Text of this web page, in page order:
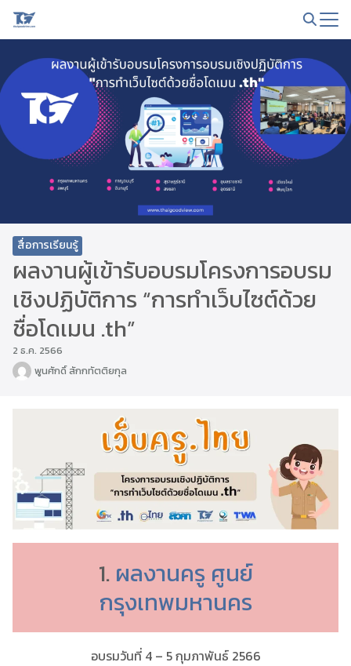
Skip
for:
สื่อการเรียนรู้
ผลงานผู้เข้ารับอบรมโครงการอบรม
เชิงปฏิบัติการ “การทำเว็บไซต์ด้วย
ชื่อโดเมน .th”
2 ธ.ค. 2566
พูนศักดิ์ สักกทัตติยกุล
1. ผลงานครู ศูนย์
กรุงเทพมหานคร
อบรมวันที่ 4 – 5 กุมภาพันธ์ 2566